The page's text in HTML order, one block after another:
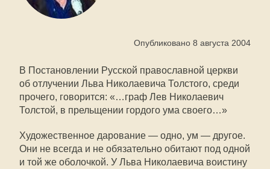
Опубликовано 8 августа 2004
В Постановлении Русской православной церкви
об отлучении Льва Николаевича Толстого, среди
прочего, говорится: «…граф Лев Николаевич
Толстой, в прельщении гордого ума своего…»
Художественное дарование — одно, ум — другое.
Они не всегда и не обязательно обитают под одной
и той же оболочкой. У Льва Николаевича воистину